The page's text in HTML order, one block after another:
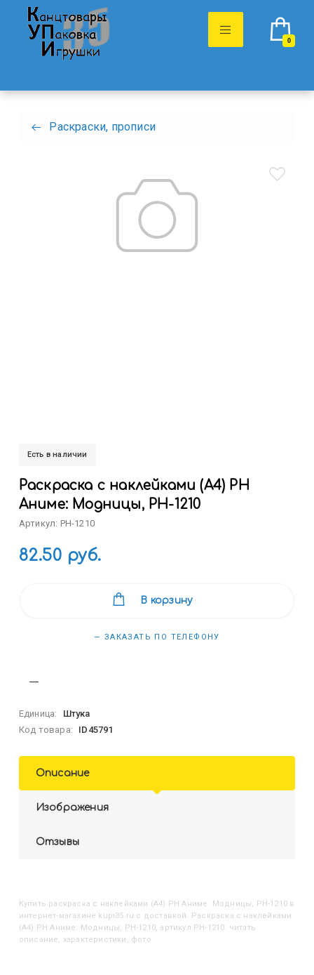
0
Раскраски, прописи
Есть в наличии
Раскраска с наклейками (А4) РН
Аниме: Модницы, РН-1210
Артикул: РН-1210
82.50 руб.
В корзину
— ЗАКАЗАТЬ ПО ТЕЛЕФОНУ
Единица:
Штука
Код товара:
ID45791
Описание
Изображения
Отзывы
Купить Раскраска с наклейками (А4) РН Аниме: Модницы, РН-1210 в
интернет-магазине kupi35.ru с доставкой. Раскраска с наклейками
(А4) РН Аниме: Модницы, РН-1210, артикул РН-1210: читать
описание, характеристики, фото